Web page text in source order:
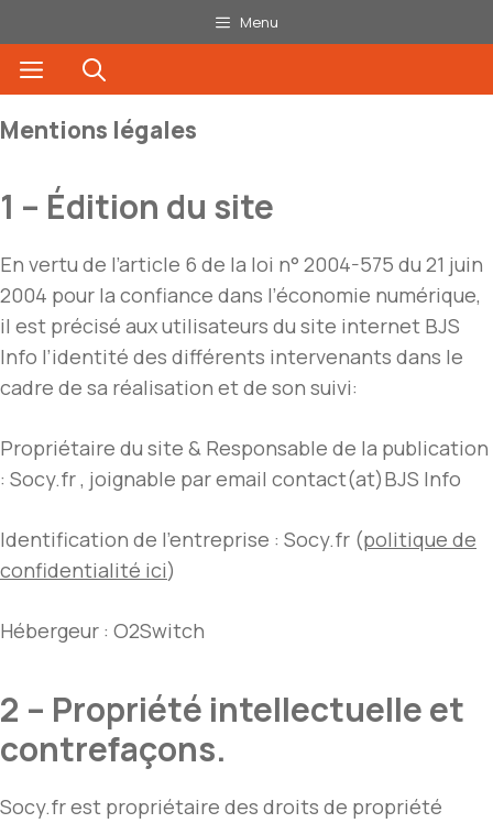
au
contenu
Menu
Menu
Mentions légales
1 – Édition du site
En vertu de l’article 6 de la loi n° 2004-575 du 21 juin
2004 pour la confiance dans l’économie numérique,
il est précisé aux utilisateurs du site internet BJS
Info l’identité des différents intervenants dans le
cadre de sa réalisation et de son suivi:
Propriétaire du site & Responsable de la publication
: Socy.fr , joignable par email contact(at)BJS Info
Identification de l’entreprise : Socy.fr (politique de
confidentialité ici)
Hébergeur : O2Switch
2 – Propriété intellectuelle et
contrefaçons.
Socy.fr est propriétaire des droits de propriété